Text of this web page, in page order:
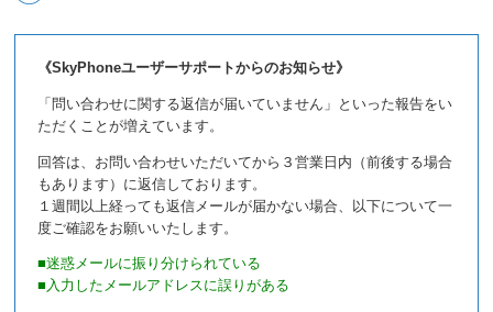
《SkyPhoneユーザーサポートからのお知らせ》
「問い合わせに関する返信が届いていません」といった報告をい
ただくことが増えています。
回答は、お問い合わせいただいてから３営業日内（前後する場合
もあります）に返信しております。
１週間以上経っても返信メールが届かない場合、以下について一
度ご確認をお願いいたします。
■迷惑メールに振り分けられている
■入力したメールアドレスに誤りがある